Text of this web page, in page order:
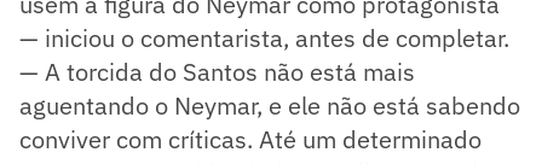
— iniciou o comentarista, antes de completar.
— A torcida do Santos não está mais
aguentando o Neymar, e ele não está sabendo
conviver com críticas. Até um determinado